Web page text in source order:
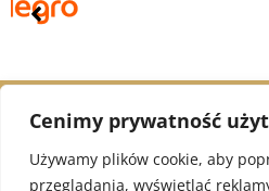
Cenimy prywatność
Używamy plików cookie, aby
przeglądania, wyświetlać
© 2021 Alex